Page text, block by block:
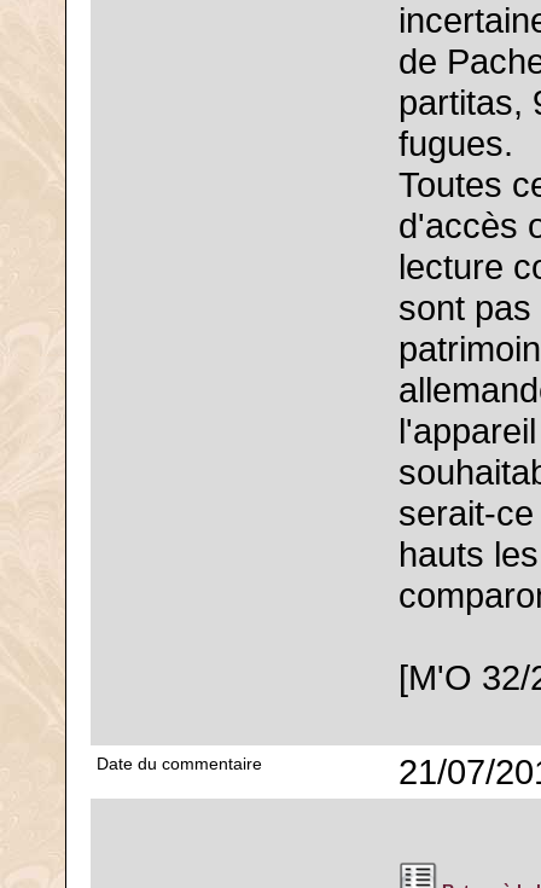
de
partitas,
fugues.
Toutes
d'accès
lecture
sont
serait-
hauts
[M'O 32/
Date du commentaire 21/07/